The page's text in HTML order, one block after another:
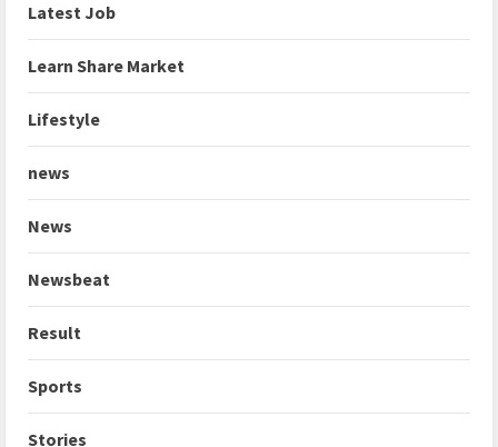
Latest Job
Learn Share Market
Lifestyle
news
News
Newsbeat
Result
Sports
Stories